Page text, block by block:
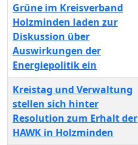
Grüne im Kreisverband
Holzminden laden zur
Diskussion über
Auswirkungen der
Energiepolitik ein
Kreistag und Verwaltung
stellen sich hinter
Resolution zum Erhalt der
HAWK in Holzminden